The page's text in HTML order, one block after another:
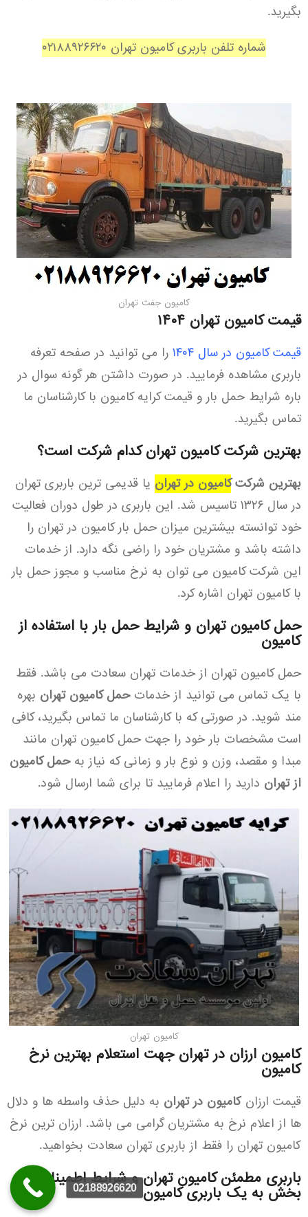
بگیرید.
شماره تلفن باربری کامیون تهران ۰۲۱۸۸۹۲۶۶۲۰
کامیون جفت تهران
قیمت کامیون تهران ۱۴۰۴
قیمت کامیون در سال ۱۴۰۴
را می توانید در صفحه تعرفه
باربری مشاهده فرمایید. در صورت داشتن هر گونه سوال در
باره شرایط حمل بار و قیمت کرایه کامیون با کارشناسان ما
تماس بگیرید.
بهترین شرکت کامیون تهران کدام شرکت است؟
بهترین شرکتکامیون در تهران یا قدیمی ترین باربری تهران
در سال ۱۳۲۶ تاسیس شد. این باربری در طول دوران فعالیت
خود توانسته بیشترین میزان حمل بار کامیون در تهران را
داشته باشد و مشتریان خود را راضی نگه دارد. از خدمات
این شرکت کامیون می توان به نرخ مناسب و مجوز حمل بار
با کامیون تهران اشاره کرد.
حمل کامیون تهران و شرایط حمل بار با استفاده از
کامیون
حمل کامیون تهران از خدمات تهران سعادت می باشد. فقط
با یک تماس می توانید از خدماتحمل کامیون تهران بهره
مند شوید. در صورتی که با کارشناسان ما تماس بگیرید، کافی
است مشخصات بار خود را جهت حمل کامیون تهران مانند
مبدا و مقصد، وزن و نوع بار و زمانی که نیاز بهحمل کامیون
از تهران دارید را اعلام فرمایید تا برای شما ارسال شود.
کامیون تهران
کامیون ارزان در تهران جهت استعلام بهترین نرخ
کامیون
قیمت ارزانکامیون در تهران به دلیل حذف واسطه ها و دلال
ها از اعلام نرخ به مشتریان گرامی می باشد. ارزان ترین نرخ
کامیون تهران را فقط از باربری تهران سعادت بخواهید.
باربری مطمئن کامیون تهران و شرایط اطمینان
بخش به یک باربری کامیون 02188926620